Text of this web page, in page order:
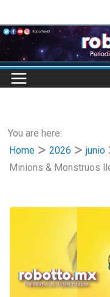
to
content
You are here:
Home
2026 junio
Minions & Monstruos